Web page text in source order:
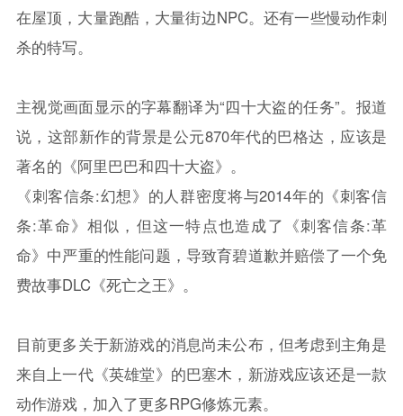
在屋顶，大量跑酷，大量街边NPC。还有一些慢动作刺
杀的特写。
主视觉画面显示的字幕翻译为“四十大盗的任务”。报道
说，这部新作的背景是公元870年代的巴格达，应该是
著名的《阿里巴巴和四十大盗》。
《刺客信条:幻想》的人群密度将与2014年的《刺客信
条:革命》相似，但这一特点也造成了《刺客信条:革
命》中严重的性能问题，导致育碧道歉并赔偿了一个免
费故事DLC《死亡之王》。
目前更多关于新游戏的消息尚未公布，但考虑到主角是
来自上一代《英雄堂》的巴塞木，新游戏应该还是一款
动作游戏，加入了更多RPG修炼元素。